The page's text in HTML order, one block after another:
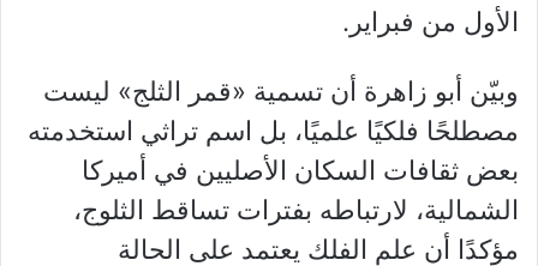
الأول من فبراير.
وبيّن أبو زاهرة أن تسمية «قمر الثلج» ليست
مصطلحًا فلكيًا علميًا، بل اسم تراثي استخدمته
بعض ثقافات السكان الأصليين في أميركا
الشمالية، لارتباطه بفترات تساقط الثلوج،
مؤكدًا أن علم الفلك يعتمد على الحالة